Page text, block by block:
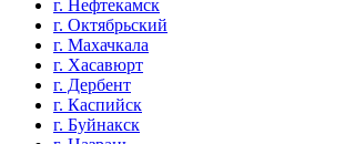
г. Нефтекамск
г. Октябрьский
г. Махачкала
г. Хасавюрт
г. Дербент
г. Каспийск
г. Буйнакск